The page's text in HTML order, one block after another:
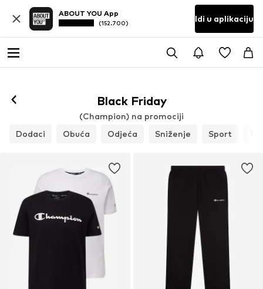
ABOUT YOU App
(152.700) Idi u aplikaciju
Black Friday
(Champion) na promociji
Dodaci
Obuća Odjeća Sniženje Sport